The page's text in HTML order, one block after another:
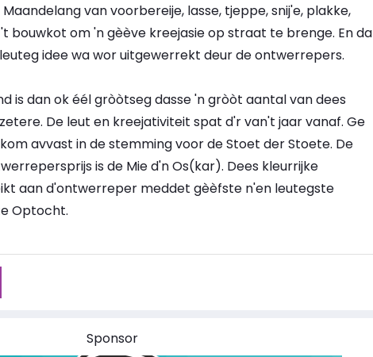
van voorbereije, lasse, tjeppe, snij'e, plakke,
bouwkot om 'n gèève kreejasie op straat te brenge. En da
idee wa wor uitgewerrekt deur de ontwerrepers.
is dan ok éél gròòtseg dasse 'n gròòt aantal van dees
De leut en kreejativiteit spat d'r van't jaar vanaf. Ge
avvast in de stemming voor de Stoet der Stoete. De
is de Mie d'n Os(kar). Dees kleurrijke
aan d'ontwerreper meddet gèèfste n'en leutegste
Optocht.
Sponsor